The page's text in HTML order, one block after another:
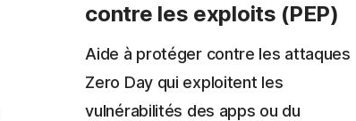
contre les exploits (PEP)
Aide à protéger contre les attaques
Zero Day qui exploitent les
vulnérabilités des apps ou du